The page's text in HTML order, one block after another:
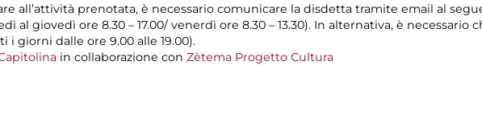
all’attività prenotata, è necessario comunicare la disdetta tramite email al
al giovedì ore 8.30 – 17.00/ venerdì ore 8.30 – 13.30). In alternativa, è necessario
giorni dalle ore 9.00 alle 19.00).
in collaborazione con Zètema Progetto Cultura